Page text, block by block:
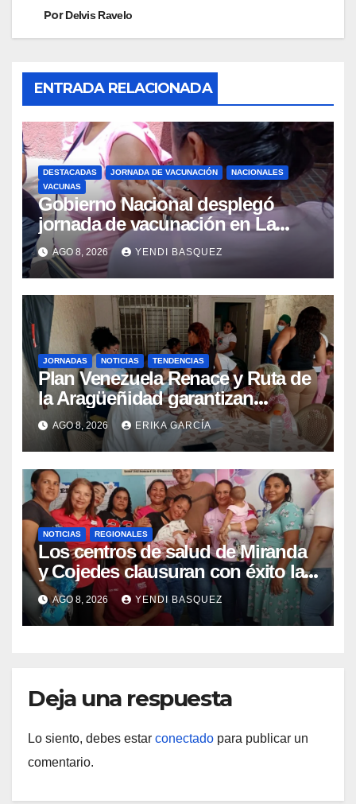
PorDelvis Ravelo
ENTRADA RELACIONADA
DESTACADAS JORNADA DE VACUNACIÓN
NACIONALES
VACUNAS
Gobierno Nacional desplegó
jornada de vacunación en La
Guaira para garantizar protección
epidemiológica
AGO 8, 2026 YENDI BASQUEZ
JORNADAS NOTICIAS TENDENCIAS
Plan Venezuela Renace y Ruta de
la Aragüeñidad garantizan
atención médica integral en
Aragua
AGO 8, 2026 ERIKA GARCÍA
NOTICIAS REGIONALES
Los centros de salud de Miranda
y Cojedes clausuran con éxito la
Semana Mundial de la Lactancia
Materna
AGO 8, 2026 YENDI BASQUEZ
Deja una respuesta
Lo siento, debes estar conectado para publicar un
comentario.